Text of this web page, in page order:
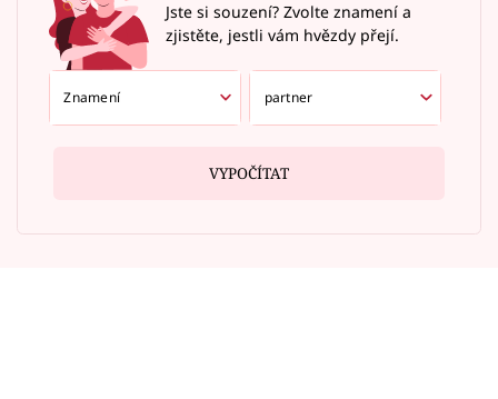
Jste si souzení? Zvolte znamení a
zjistěte, jestli vám hvězdy přejí.
VYPOČÍTAT